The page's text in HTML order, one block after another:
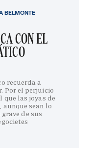
CON EL
recuerda a
Por el perjuicio
que las joyas de
aunque sean lo
grave de sus
BELMONTE